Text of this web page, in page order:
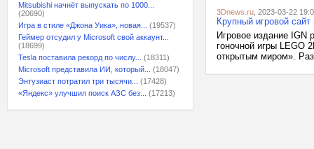
Mitsubishi начнёт выпускать по 1000...
(20690)
Игра в стиле «Джона Уика», новая...
(19537)
Геймер отсудил у Microsoft свой аккаунт...
(18699)
Tesla поставила рекорд по числу...
(18311)
Microsoft представила ИИ, который...
(18047)
Энтузиаст потратил три тысячи...
(17428)
«Яндекс» улучшил поиск АЗС без...
(17213)
3Dnews.ru , 2023-03-22
Крупный игровой
Игровое издание IGN
гоночной игры LEGO
открытым миром».